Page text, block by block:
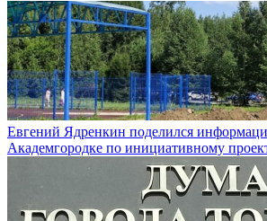
Евгений Ядренкин поделился
Академгородке по инициативному